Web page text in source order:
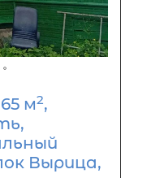
м2,
Вырица,